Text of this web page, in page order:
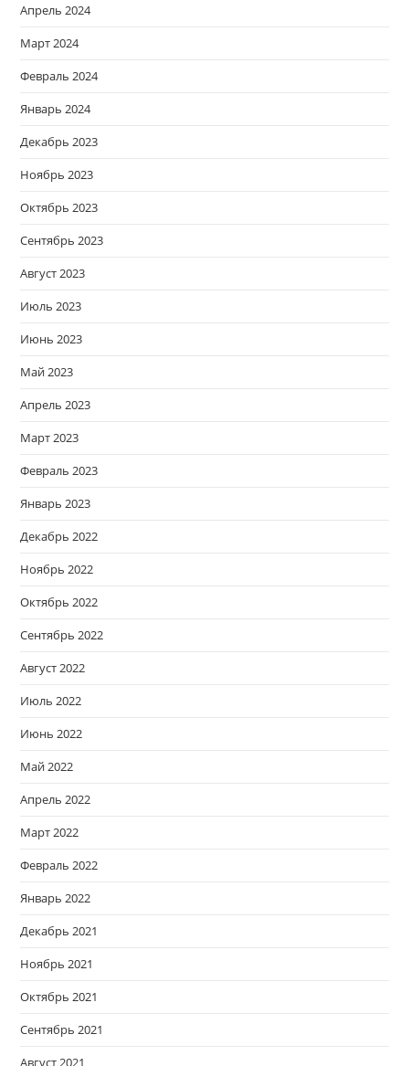
Апрель 2024
Март 2024
Февраль 2024
Январь 2024
Декабрь 2023
Ноябрь 2023
Октябрь 2023
Сентябрь 2023
Август 2023
Июль 2023
Июнь 2023
Май 2023
Апрель 2023
Март 2023
Февраль 2023
Январь 2023
Декабрь 2022
Ноябрь 2022
Октябрь 2022
Сентябрь 2022
Август 2022
Июль 2022
Июнь 2022
Май 2022
Апрель 2022
Март 2022
Февраль 2022
Январь 2022
Декабрь 2021
Ноябрь 2021
Октябрь 2021
Сентябрь 2021
Август 2021